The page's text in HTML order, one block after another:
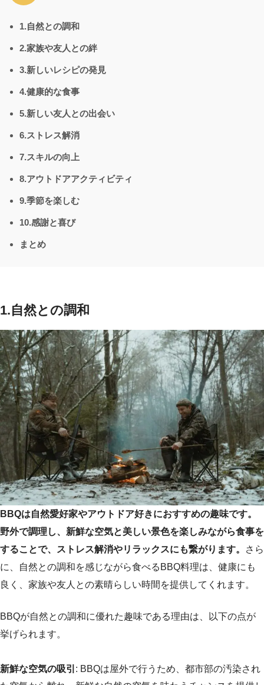
1.自然との調和
2.家族や友人との絆
3.新しいレシピの発見
4.健康的な食事
5.新しい友人との出会い
6.ストレス解消
7.スキルの向上
8.アウトドアアクティビティ
9.季節を楽しむ
10.感謝と喜び
まとめ
1.自然との調和
BBQは自然愛好家やアウトドア好きにおすすめの趣味です。
野外で調理し、新鮮な空気と美しい景色を楽しみながら食事を
することで、ストレス解消やリラックスにも繋がります。
さら
に、自然との調和を感じながら食べるBBQ料理は、健康にも
良く、家族や友人との素晴らしい時間を提供してくれます。
BBQが自然との調和に優れた趣味である理由は、以下の点が
挙げられます。
新鮮な空気の吸引 : BBQは屋外で行うため、都市部の汚染され